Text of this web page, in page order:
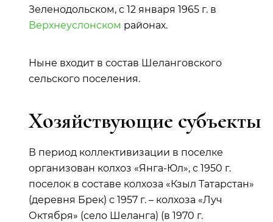
Зеленодольском, с 12 января 1965 г. в
Верхнеуслонском районах.
Ныне входит в состав Шеланговского
сельского поселения.
Хозяйствующие субъекты
В период коллективизации в поселке
организован колхоз «Янга-Юл», с 1950 г.
поселок в составе колхоза «Кзыл Татарстан»
(деревня Брек) с 1957 г. – колхоза «Луч
Октября» (село Шеланга) (в 1970 г.